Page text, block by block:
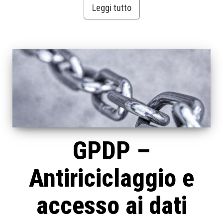
Leggi tutto
GPDP –
Antiriciclaggio e
accesso ai dati